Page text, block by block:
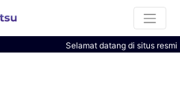
Selamat datang di situs resmi